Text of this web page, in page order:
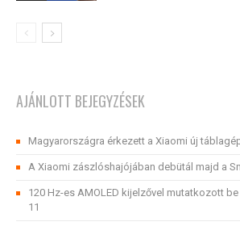
AJÁNLOTT BEJEGYZÉSEK
Magyarországra érkezett a Xiaomi új
A Xiaomi zászlóshajójában debütál majd a
120 Hz-es AMOLED kijelzővel mutatkozott
11